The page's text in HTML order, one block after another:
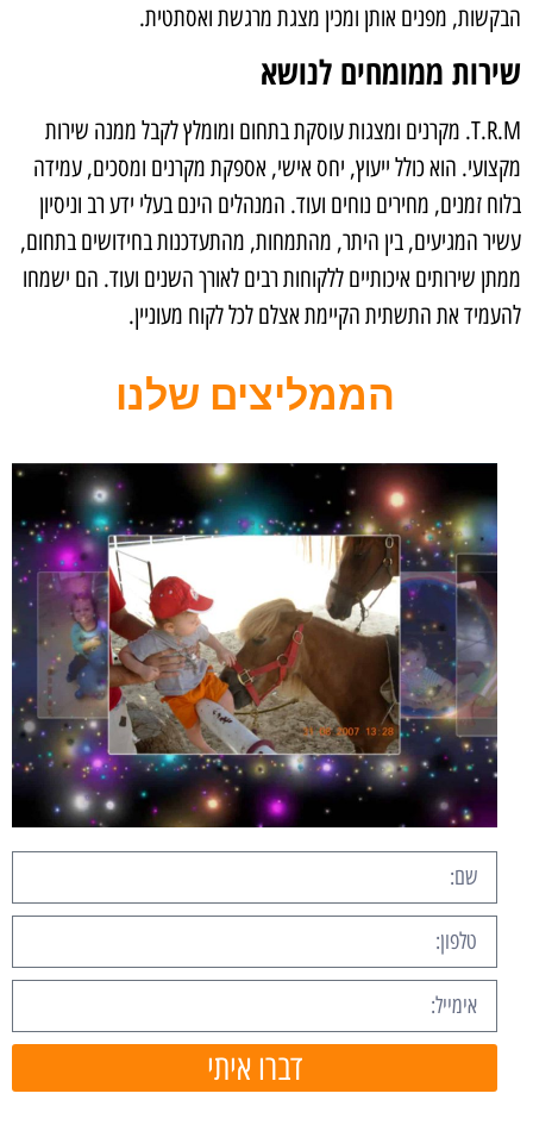
הבקשות, מפנים אותן ומכין מצגת מרגשת ואסתטית.
שירות ממומחים לנושא
T.R.M. מקרנים ומצגות עוסקת בתחום ומומלץ לקבל ממנה שירות
מקצועי. הוא כולל ייעוץ, יחס אישי, אספקת מקרנים ומסכים, עמידה
בלוח זמנים, מחירים נוחים ועוד. המנהלים הינם בעלי ידע רב וניסיון
עשיר המגיעים, בין היתר, מהתמחות, מהתעדכנות בחידושים בתחום,
ממתן שירותים איכותיים ללקוחות רבים לאורך השנים ועוד. הם ישמחו
להעמיד את התשתית הקיימת אצלם לכל לקוח מעוניין.
הממליצים שלנו
דברו איתי